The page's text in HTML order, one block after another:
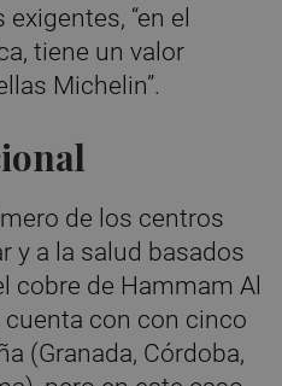
“en el
tiene un valor
Michelin”.
de los centros
y a la salud basados
cobre de Hammam Al
con con cinco
(Granada, Córdoba,